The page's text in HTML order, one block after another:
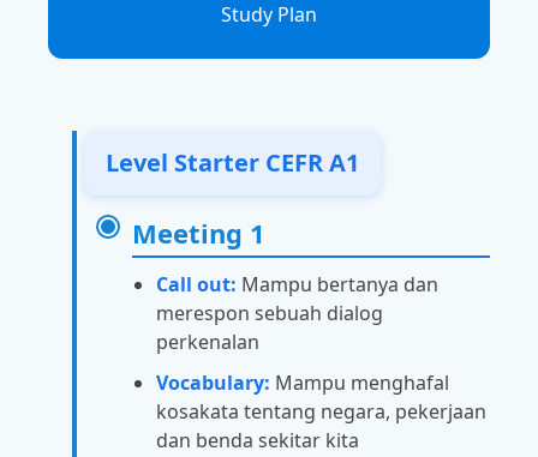
Study Plan
Level Starter CEFR A1
Meeting 1
Call out: Mampu bertanya dan
merespon sebuah dialog
perkenalan
Vocabulary: Mampu menghafal
kosakata tentang negara, pekerjaan
dan benda sekitar kita